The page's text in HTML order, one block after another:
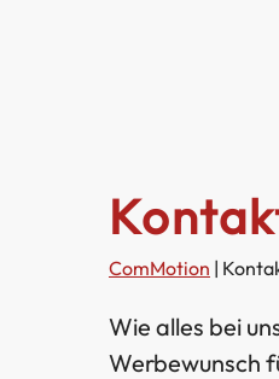
ComMotion |
Wie alles bei
Werbewunsch